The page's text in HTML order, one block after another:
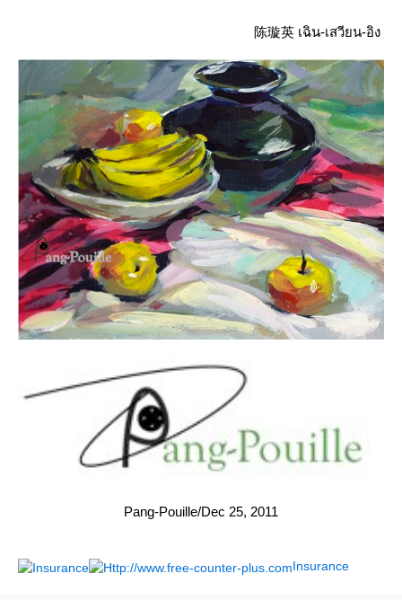
陈璇英 เฉิน-เสวียน-อิง
Pang-Pouille/Dec 25, 2011
Insurance